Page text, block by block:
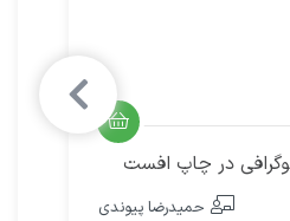
در چاپ افست
حمیدرضا پیوندی